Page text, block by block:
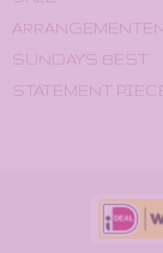
SUNDAY'S BEST
STATEMENT